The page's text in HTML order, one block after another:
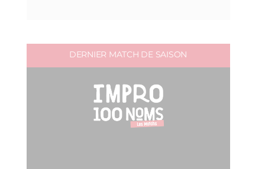
DERNIER MATCH DE SAISON